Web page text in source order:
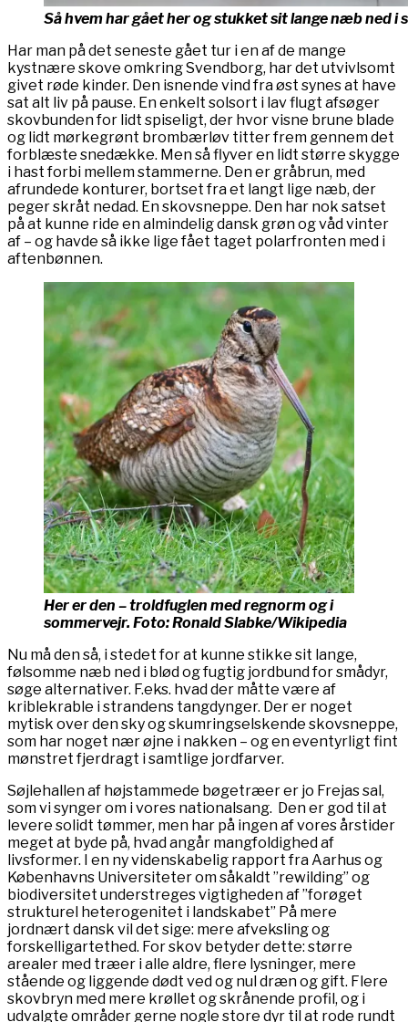
Så hvem har gået her og stukket sit lange næb ned i
Har man på det seneste gået tur i en af de mange
kystnære skove omkring Svendborg, har det utvivlsomt
givet røde kinder. Den isnende vind fra øst synes at have
sat alt liv på pause. En enkelt solsort i lav flugt afsøger
skovbunden for lidt spiseligt, der hvor visne brune blade
og lidt mørkegrønt brombærløv titter frem gennem det
forblæste snedække. Men så flyver en lidt større skygge
i hast forbi mellem stammerne. Den er gråbrun, med
afrundede konturer, bortset fra et langt lige næb, der
peger skråt nedad. En skovsneppe. Den har nok satset
på at kunne ride en almindelig dansk grøn og våd vinter
af – og havde så ikke lige fået taget polarfronten med i
aftenbønnen.
Her er den – troldfuglen med regnorm og i
sommervejr. Foto: Ronald Slabke/Wikipedia
Nu må den så, i stedet for at kunne stikke sit lange,
følsomme næb ned i blød og fugtig jordbund for smådyr,
søge alternativer. F.eks. hvad der måtte være af
kriblekrable i strandens tangdynger. Der er noget
mytisk over den sky og skumringselskende skovsneppe,
som har noget nær øjne i nakken – og en eventyrligt fint
mønstret fjerdragt i samtlige jordfarver.
Søjlehallen af højstammede bøgetræer er jo Frejas sal,
som vi synger om i vores nationalsang. Den er god til at
levere solidt tømmer, men har på ingen af vores årstider
meget at byde på, hvad angår mangfoldighed af
livsformer. I en ny videnskabelig rapport fra Aarhus og
Københavns Universiteter om såkaldt ”rewilding” og
biodiversitet understreges vigtigheden af ”forøget
strukturel heterogenitet i landskabet” På mere
jordnært dansk vil det sige: mere afveksling og
forskelligartethed. For skov betyder dette: større
arealer med træer i alle aldre, flere lysninger, mere
stående og liggende dødt ved og nul dræn og gift. Flere
skovbryn med mere krøllet og skrånende profil, og i
udvalgte områder gerne nogle store dyr til at rode rundt